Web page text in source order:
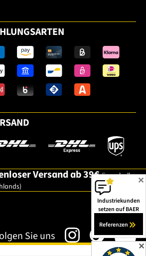
✕
Industriekunden
setzen auf BAER
Referenzen
Versand ab 39€(innerhalb
Sie uns
✕